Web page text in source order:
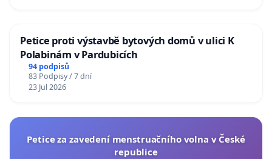
Petice proti výstavbě bytových domů v ulici K
Polabinám v Pardubicích
94 podpisů
83 Podpisy / 7 dní
23 Jul 2026
Petice za zavedení menstruačního volna v České
republice